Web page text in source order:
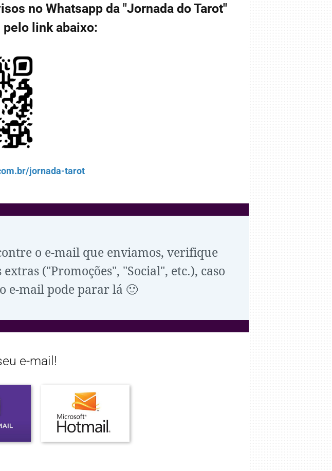
no Whatsapp da "Jornada do Tarot"
pelo link abaixo:
jornada-tarot
o e-mail que enviamos, verifique
("Promoções", "Social", etc.), caso
e-mail pode parar lá 🙂
e-mail!